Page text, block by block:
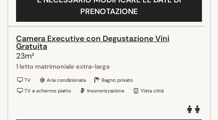
PRENOTAZIONE
Camera Executive con Degustazione Vini
Gratuita
23m²
1 letto matrimoniale extra-large
TV Aria condizionata
Bagno privato
TV a schermo piatto
Insonorizzazione Vista città